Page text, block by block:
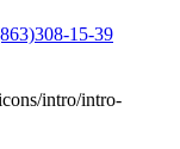
15-39